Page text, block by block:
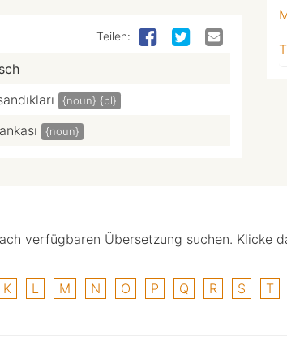
Teilen:
{noun} {pl}
{noun}
verfügbaren Übersetzung suchen. Klicke
K L M N O P Q R S T